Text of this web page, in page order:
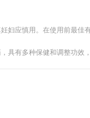
妇应慎用。在使用前最佳
具有多种保健和调整功效